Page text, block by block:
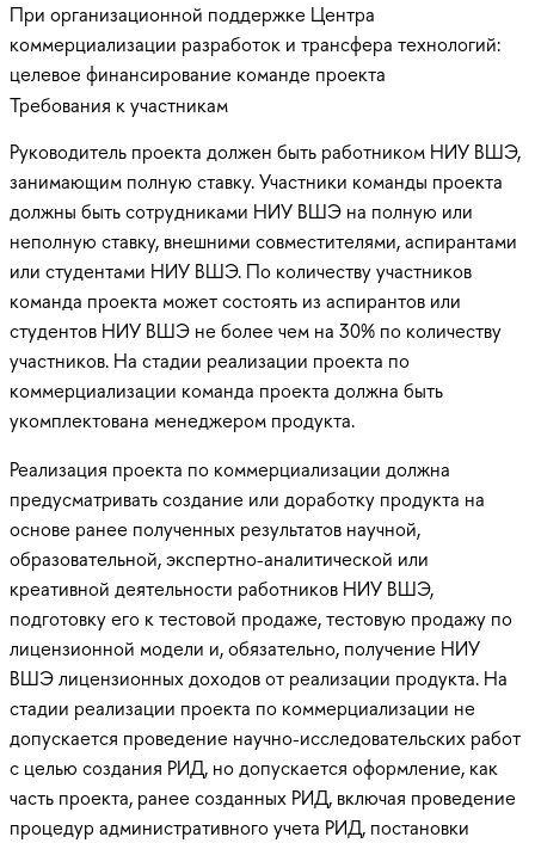
При организационной поддержке Центра
коммерциализации разработок и трансфера технологий:
целевое финансирование команде проекта
Требования к участникам
Руководитель проекта должен быть работником НИУ ВШЭ,
занимающим полную ставку. Участники команды проекта
должны быть сотрудниками НИУ ВШЭ на полную или
неполную ставку, внешними совместителями, аспирантами
или студентами НИУ ВШЭ. По количеству участников
команда проекта может состоять из аспирантов или
студентов НИУ ВШЭ не более чем на 30% по количеству
участников. На стадии реализации проекта по
коммерциализации команда проекта должна быть
укомплектована менеджером продукта.
Реализация проекта по коммерциализации должна
предусматривать создание или доработку продукта на
основе ранее полученных результатов научной,
образовательной, экспертно-аналитической или
креативной деятельности работников НИУ ВШЭ,
подготовку его к тестовой продаже, тестовую продажу по
лицензионной модели и, обязательно, получение НИУ
ВШЭ лицензионных доходов от реализации продукта. На
стадии реализации проекта по коммерциализации не
допускается проведение научно-исследовательских работ
с целью создания РИД, но допускается оформление, как
часть проекта, ранее созданных РИД, включая проведение
процедур административного учета РИД, постановки